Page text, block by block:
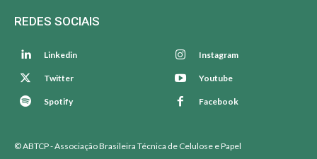
REDES SOCIAIS
Linkedin Instagram
Twitter Youtube
Spotify Facebook
© ABTCP - Associação Brasileira Técnica de Celulose e Papel